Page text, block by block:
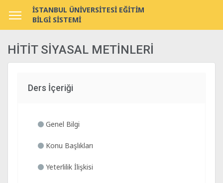
İSTANBUL ÜNİVERSİTESİ EĞİTİM
BİLGİ SİSTEMİ
HİTİT SİYASAL METİNLERİ
Ders İçeriği
Genel Bilgi
Konu Başlıkları
Yeterlilik İlişkisi